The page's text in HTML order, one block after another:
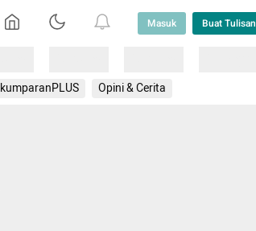
Masuk Buat Tulisan
kumparanPLUS Opini & Cerita